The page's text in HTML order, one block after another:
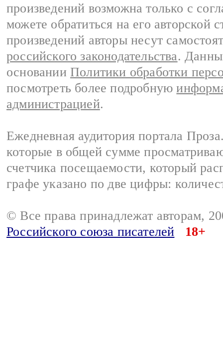
произведений возможна только с
можете обратиться на его авторской
произведений авторы несут
российского законодательства.
основании Политики обработки
посмотреть более подробную
администрацией.
Ежедневная аудитория портала
которые в общей сумме
счетчика посещаемости, который
графе указано по две цифры:
© Все права принадлежат авторам,
Российского союза писателей
18+